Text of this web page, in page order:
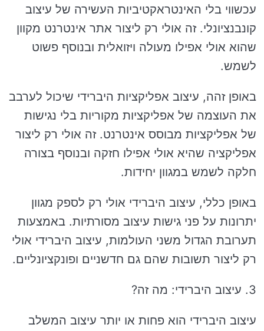
עכשווי בלי האינטראקטיביות העשירה של עיצוב
קונבנציונלי. זה אולי רק ליצור אתר אינטרנט מקוון
שהוא אולי אפילו מעולה ויזואלית ובנוסף פשוט
לשמש.
באופן זהה, עיצוב אפליקציות היברידי שיכול לערבב
את העוצמה של אפליקציות מקוריות בלי נגישות
של אפליקציות מבוסס אינטרנט. זה אולי רק ליצור
אפליקציה שהיא אולי אפילו חזקה ובנוסף בצורה
חלקה לשמש במגוון יחידות.
באופן כללי, עיצוב היברידי אולי רק לספק מגוון
יתרונות על פני גישות עיצוב מסורתיות. באמצעות
תערובת הגדול משני העולמות, עיצוב היברידי אולי
רק ליצור תשובות שהם גם חדשניים ופונקציונליים.
3. עיצוב היברידי: מה זה?
עיצוב היברידי הוא פחות או יותר עיצוב המשלב